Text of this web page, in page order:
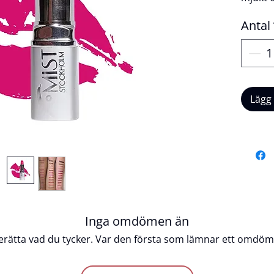
glans.
hela
och
Antal
Inga omdömen än
vad du tycker. Var den första som lämnar ett